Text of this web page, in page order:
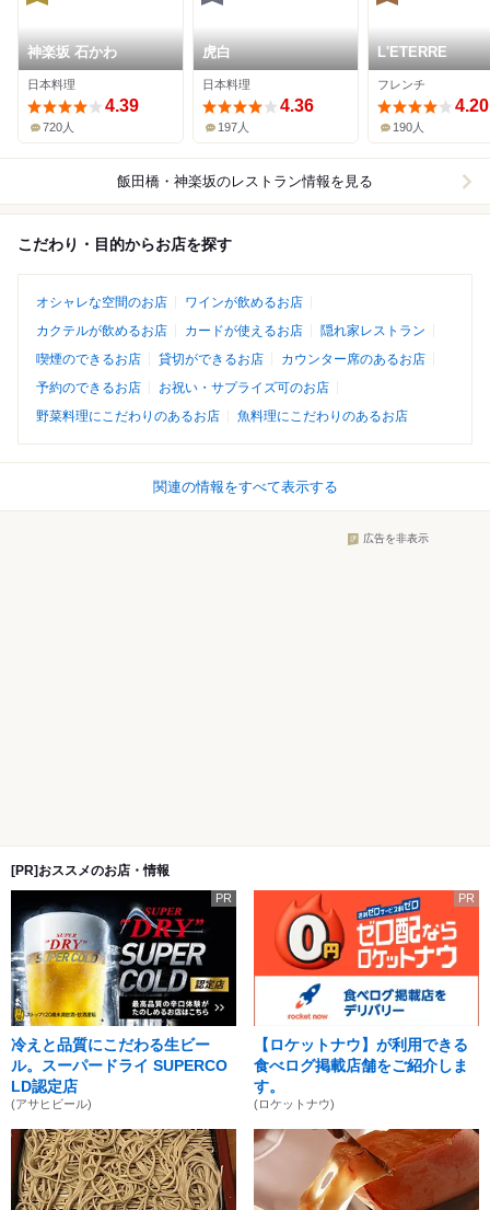
神楽坂 石かわ
日本料理
4.39
720人
虎白
日本料理
4.36
197人
L'ETERRE
フレンチ
4.20
190人
飯田橋・神楽坂のレストラン情報を見る
こだわり・目的からお店を探す
オシャレな空間のお店
ワインが飲めるお店
カクテルが飲めるお店
カードが使えるお店
隠れ家レストラン
喫煙のできるお店
貸切ができるお店
カウンター席のあるお店
予約のできるお店
お祝い・サプライズ可のお店
野菜料理にこだわりのあるお店
魚料理にこだわりのあるお店
関連の情報をすべて表示する
広告を非表示
[PR]おススメのお店・情報
PR
冷えと品質にこだわる生ビー
ル。スーパードライ SUPERCO
LD認定店
(アサヒビール)
PR
【ロケットナウ】が利用できる
食べログ掲載店舗をご紹介しま
す。
(ロケットナウ)